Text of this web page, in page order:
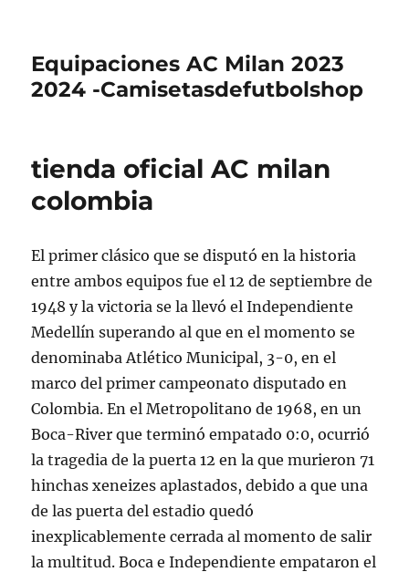
Equipaciones AC Milan 2023
2024 -Camisetasdefutbolshop
tienda oficial AC milan
colombia
El primer clásico que se disputó en la historia
entre ambos equipos fue el 12 de septiembre de
1948 y la victoria se la llevó el Independiente
Medellín superando al que en el momento se
denominaba Atlético Municipal, 3-0, en el
marco del primer campeonato disputado en
Colombia. En el Metropolitano de 1968, en un
Boca-River que terminó empatado 0:0, ocurrió
la tragedia de la puerta 12 en la que murieron 71
hinchas xeneizes aplastados, debido a que una
de las puerta del estadio quedó
inexplicablemente cerrada al momento de salir
la multitud. Boca e Independiente empataron el